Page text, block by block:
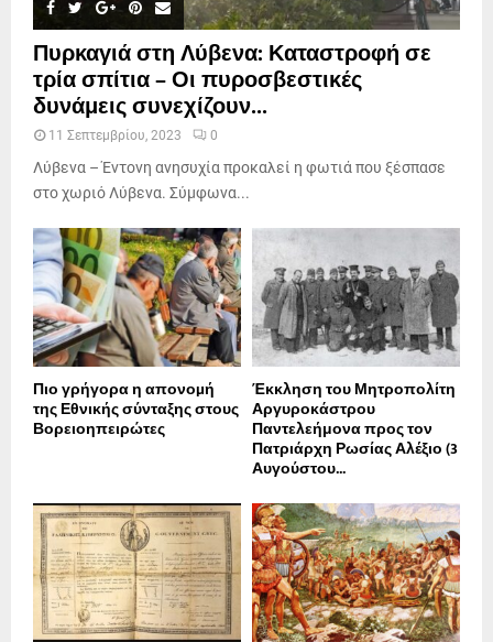
Πυρκαγιά στη Λύβενα: Καταστροφή σε
τρία σπίτια – Οι πυροσβεστικές
δυνάμεις συνεχίζουν...
11 Σεπτεμβρίου, 2023 0
Λύβενα – Έντονη ανησυχία προκαλεί η φωτιά που ξέσπασε
στο χωριό Λύβενα. Σύμφωνα...
Πιο γρήγορα η απονοµή
της Εθνικής σύνταξης στους
Βορειοηπειρώτες
Έκκληση του Μητροπολίτη
Αργυροκάστρου
Παντελεήμονα προς τον
Πατριάρχη Ρωσίας Αλέξιο (3
Αυγούστου...